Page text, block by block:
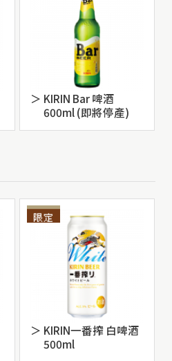
KIRIN Bar 啤酒
600ml (即將停產)
KIRIN一番搾 白啤酒
500ml